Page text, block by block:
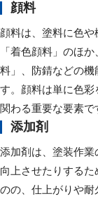
顔料
顔料は、塗料に色
「着色顔料」のほ
料」、防錆などの機
す。顔料は単に色
関わる重要な要素で
添加剤
添加剤は、塗装作
向上させたりする
のの、仕上がりや